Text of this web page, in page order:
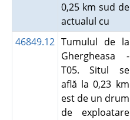
0,25 km sud de
actualul cu
46849.12 Tumulul de la
Ghergheasa -
T05. Situl se
află la 0,23 km
est de un drum
de exploatare